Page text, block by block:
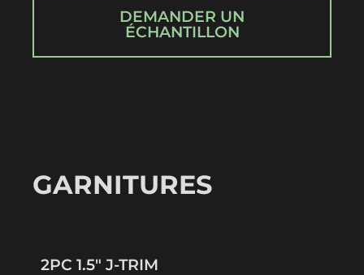
DEMANDER UN
ÉCHANTILLON
GARNITURES
2PC 1.5″ J-TRIM